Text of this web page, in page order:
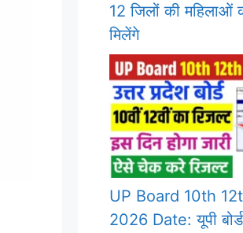
12 जिलों की
मिलेंगे
UP Board 10th
2026 Date: यूपी